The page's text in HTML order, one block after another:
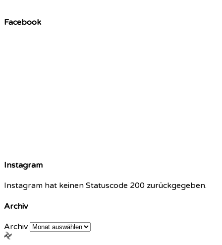
Facebook
Instagram
Instagram hat keinen Statuscode 200 zurückgegeben.
Archiv
Archiv